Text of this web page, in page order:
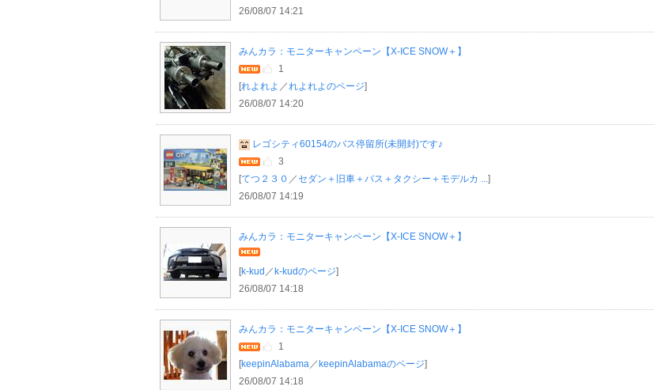
26/08/07 14:21
みんカラ：モニターキャンペーン【X-ICE SNOW＋】
1
[れよれよ ／れよれよのページ]
26/08/07 14:20
レゴシティ60154のバス停留所(未開封)です♪
3
[てつ２３０ ／セダン＋旧車＋バス＋タクシー＋モデルカ ...]
26/08/07 14:19
みんカラ：モニターキャンペーン【X-ICE SNOW＋】
[k-kud ／ k-kudのページ]
26/08/07 14:18
みんカラ：モニターキャンペーン【X-ICE SNOW＋】
1
[keepinAlabama／ keepinAlabamaのページ]
26/08/07 14:18